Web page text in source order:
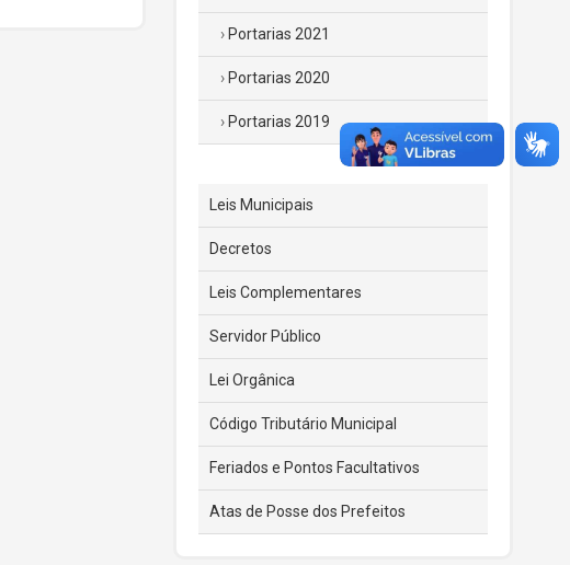
Portarias 2021
Portarias 2020
Portarias 2019
Leis Municipais
Decretos
Leis Complementares
Servidor Público
Lei Orgânica
Código Tributário Municipal
Feriados e Pontos Facultativos
Atas de Posse dos Prefeitos